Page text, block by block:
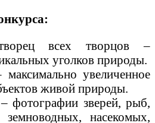
всех творцов –
уголков природы.
увеличенное
живой природы.
фотографии зверей, рыб,
насекомых,